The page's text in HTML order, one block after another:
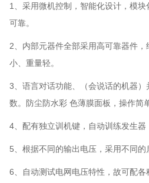
1
、采用微机控制，智能化设计，模
可靠。
2 、内部元器件全部采用高可靠器件
小、重量轻。
3 、语言对话功能、（会说话的机器
数。防尘防水彩 色薄膜面板，操作简单
4、配有独立训机键，自动训练发生器
5 、根据不同的输出电压，采用不同的
6 、自动测试电网电压特性，故可配各